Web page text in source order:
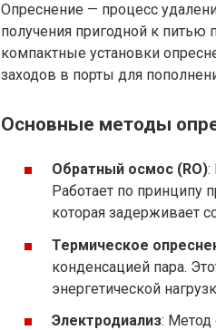
Опреснение — процесс
получения пригодной к питью
компактные установки
заходов в порты для
Основные методы
Обратный осмос (RO):
Работает по
которая задерживает
Термическое
конденсацией пара.
энергетической
Электродиализ: Метод